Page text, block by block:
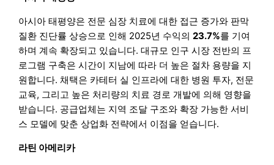
아시아 태평양은 전문 심장 치료에 대한 접근 증가와 판막
질환 진단률 상승으로 인해 2025년 수익의23.7%를 기여
하며 계속 확장되고 있습니다. 대규모 인구 시장 전반의 프
로그램 구축은 시간이 지남에 따라 더 높은 절차 용량을 지
원합니다. 채택은 카테터 실 인프라에 대한 병원 투자, 전문
교육, 그리고 높은 처리량의 치료 경로 개발에 의해 영향을
받습니다. 공급업체는 지역 조달 구조와 확장 가능한 서비
스 모델에 맞춘 상업화 전략에서 이점을 얻습니다.
라틴 아메리카